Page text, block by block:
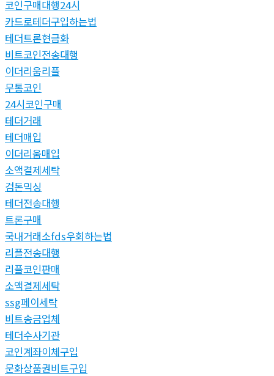
코인구매대행24시
카드로테더구입하는법
테더트론현금화
비트코인전송대행
이더리움리플
무통코인
24시코인구매
테더거래
테더매입
이더리움매입
소액결제세탁
검돈믹싱
테더전송대행
트론구매
국내거래소fds우회하는법
리플전송대행
리플코인판매
소액결제세탁
ssg페이세탁
비트송금업체
테더수사기관
코인계좌이체구입
문화상품권비트구입